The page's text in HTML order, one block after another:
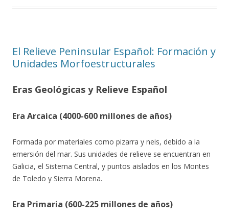
El Relieve Peninsular Español: Formación y
Unidades Morfoestructurales
Eras Geológicas y Relieve Español
Era Arcaica (4000-600 millones de años)
Formada por materiales como pizarra y neis, debido a la
emersión del mar. Sus unidades de relieve se encuentran en
Galicia, el Sistema Central, y puntos aislados en los Montes
de Toledo y Sierra Morena.
Era Primaria (600-225 millones de años)